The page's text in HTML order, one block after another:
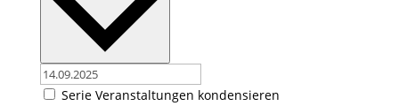
Serie Veranstaltungen kondensieren